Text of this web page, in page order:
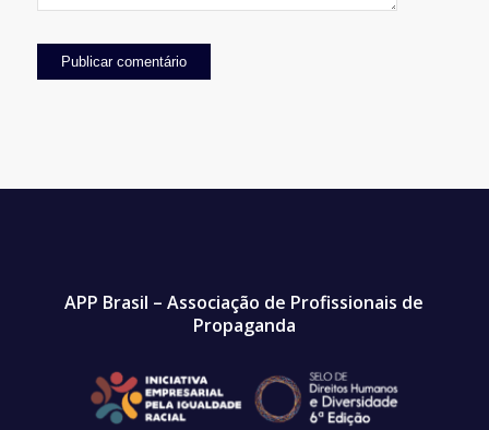
APP Brasil – Associação de Profissionais de
Propaganda